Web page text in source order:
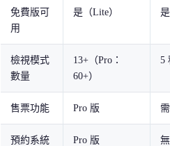
免費版可
用
是（Lite） 是
檢視模式
數量
13+（Pro：
60+）
5
售票功能 Pro 版
預約系統 Pro 版 無